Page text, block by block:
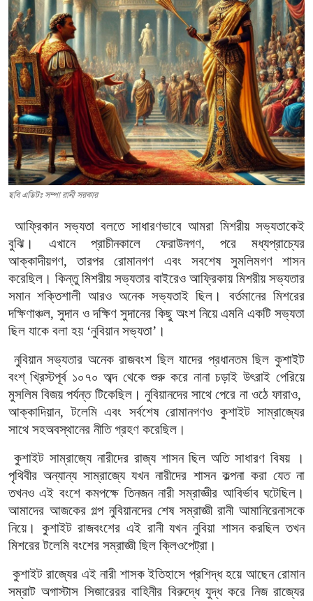
লেখা পাঠান
সম্পাদকীয়
গ্যালারি
যোগাযোগ
ছবি এডিটঃ সম্পা রানী সরকার
আফ্রিকান সভ্যতা বলতে সাধারণভাবে আমরা মিশরীয় সভ্যতাকেই
বুঝি। এখানে প্রাচীনকালে ফেরাউনগণ, পরে মধ্যপ্রাচ্যের
আক্কাদীয়গণ, তারপর রোমানগণ এবং সবশেষ সুমলিমগণ শাসন
করেছিল। কিন্তু মিশরীয় সভ্যতার বাইরেও আফ্রিকায় মিশরীয় সভ্যতার
সমান শক্তিশালী আরও অনেক সভ্যতাই ছিল। বর্তমানের মিশরের
দক্ষিণাঞ্চল, সুদান ও দক্ষিণ সুদানের কিছু অংশ নিয়ে এমনি একটি সভ্যতা
ছিল যাকে বলা হয় ‘নুবিয়ান সভ্যতা’।
নুবিয়ান সভ্যতার অনেক রাজবংশ ছিল যাদের প্রধানতম ছিল কুশাইট
বংশ্ খ্রিস্টপূর্ব ১০৭০ অব্দ থেকে শুরু করে নানা চড়াই উৎরাই পেরিয়ে
মুসলিম বিজয় পর্যন্ত টিকেছিল। নুবিয়ানদের সাথে পেরে না ওঠে ফারাও,
আক্কাদিয়ান, টলেমি এবং সর্বশেষ রোমানগণও কুশাইট সাম্রাজ্যের
সাথে সহঅবস্থানের নীতি গ্রহণ করেছিল।
কুশাইট সাম্রাজ্যে নারীদের রাজ্য শাসন ছিল অতি সাধারণ বিষয় ।
পৃথিবীর অন্যান্য সাম্রাজ্যে যখন নারীদের শাসন কল্পনা করা যেত না
তখনও এই বংশে কমপক্ষে তিনজন নারী সম্রাজ্ঞীর আবির্ভাব ঘটেছিল।
আমাদের আজকের গল্প নুবিয়ানদের শেষ সম্রাজ্ঞী রানী আমানিরেনাসকে
নিয়ে। কুশাইট রাজবংশের এই রানী যখন নুবিয়া শাসন করছিল তখন
মিশরের টলেমি বংশের সম্রাজ্ঞী ছিল ক্লিওপেট্রা।
কুশাইট রাজ্যের এই নারী শাসক ইতিহাসে প্রশিদ্ধ হয়ে আছেন রোমান
সম্রাট অগাস্টাস সিজারেরর বাহিনীর বিরুদ্ধে যুদ্ধ করে নিজ রাজ্যের